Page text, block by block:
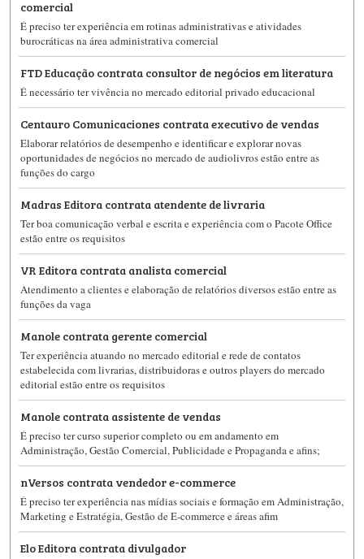
comercial
É preciso ter experiência em rotinas administrativas e atividades
burocráticas na área administrativa comercial
FTD Educação contrata consultor de negócios em literatura
É necessário ter vivência no mercado editorial privado educacional
Centauro Comunicaciones contrata executivo de vendas
Elaborar relatórios de desempenho e identificar e explorar novas
oportunidades de negócios no mercado de audiolivros estão entre as
funções do cargo
Madras Editora contrata atendente de livraria
Ter boa comunicação verbal e escrita e experiência com o Pacote Office
estão entre os requisitos
VR Editora contrata analista comercial
Atendimento a clientes e elaboração de relatórios diversos estão entre as
funções da vaga
Manole contrata gerente comercial
Ter experiência atuando no mercado editorial e rede de contatos
estabelecida com livrarias, distribuidoras e outros players do mercado
editorial estão entre os requisitos
Manole contrata assistente de vendas
É preciso ter curso superior completo ou em andamento em
Administração, Gestão Comercial, Publicidade e Propaganda e afins;
nVersos contrata vendedor e-commerce
É preciso ter experiência nas mídias sociais e formação em Administração,
Marketing e Estratégia, Gestão de E-commerce e áreas afim
Elo Editora contrata divulgador